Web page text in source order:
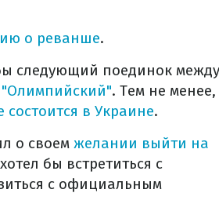
о реванше.
следующий поединок между
. Тем не менее,
в Украине.
о своем желании выйти на
бы встретиться с
с официальным